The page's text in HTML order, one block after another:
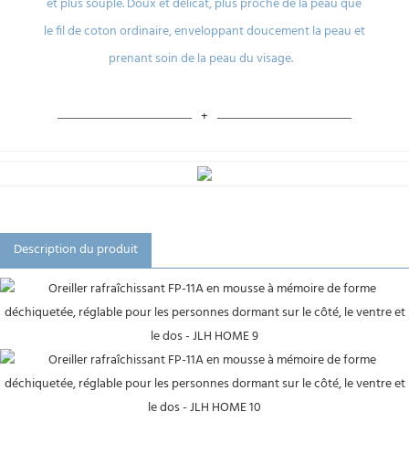
le fil de coton ordinaire, enveloppant doucement la peau et
prenant soin de la peau du visage.
Description du produit